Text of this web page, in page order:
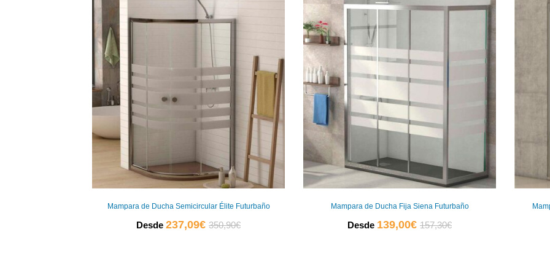
Mampara de Ducha Semicircular Élite Futurbaño
Desde 237,09€El350,90€El
Mampara de Ducha Fija Siena Futurbaño
Desde 139,00€El157,30€El